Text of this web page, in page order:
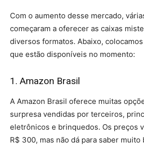
Com o aumento desse mercado,
começaram a oferecer as caixas
diversos formatos. Abaixo,
que estão disponíveis no momento:
1. Amazon Brasil
A Amazon Brasil oferece muitas
surpresa vendidas por terceiros,
eletrônicos e brinquedos. Os preços
R$ 300, mas não dá para saber muito